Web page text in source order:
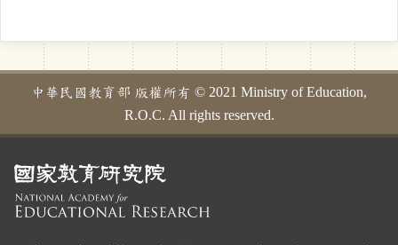
中華民國教育部 版權所有 © 2021 Ministry of Education,
R.O.C. All rights reserved.